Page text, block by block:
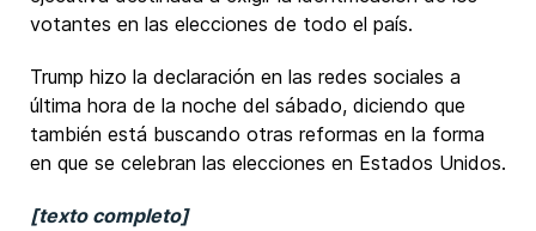
votantes en las elecciones de todo el país.
Trump hizo la declaración en las redes sociales a
última hora de la noche del sábado, diciendo que
también está buscando otras reformas en la forma
en que se celebran las elecciones en Estados Unidos.
[texto completo]